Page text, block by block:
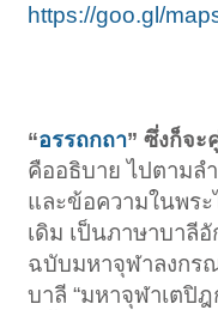
https://goo.gl/
“อรรถกถา” ซึ่งก็จะ
คืออธิบาย ไปตามล
และข้อความในพร
เดิม เป็นภาษาบาลี
ฉบับมหาจุฬาลงกร
บาลี “มหาจุฬาเตปิฎ